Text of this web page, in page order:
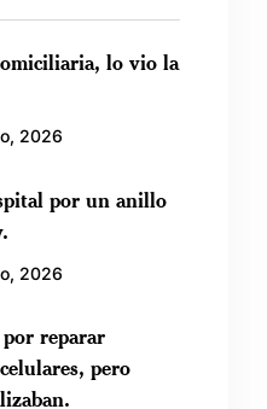
lo vio la
2026
por un anillo
2026
reparar
pero